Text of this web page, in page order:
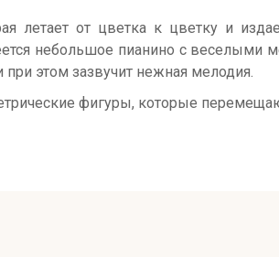
летает от цветка к цветку и
небольшое пианино с
этом зазвучит нежная мелодия.
фигуры, которые